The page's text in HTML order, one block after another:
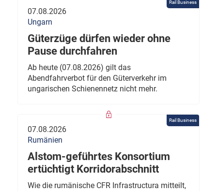
Rail Business
07.08.2026
Ungarn
Güterzüge dürfen wieder ohne
Pause durchfahren
Ab heute (07.08.2026) gilt das
Abendfahrverbot für den Güterverkehr im
ungarischen Schienennetz nicht mehr.
Rail Business
07.08.2026
Rumänien
Alstom-geführtes Konsortium
ertüchtigt Korridorabschnitt
Wie die rumänische CFR Infrastructura mitteilt,